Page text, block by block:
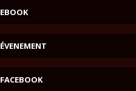
EBOOK
ÉVENEMENT
FACEBOOK